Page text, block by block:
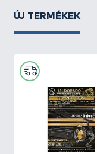
ÚJ TERMÉKEK